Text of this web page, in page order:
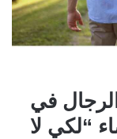
في
“لكي لا